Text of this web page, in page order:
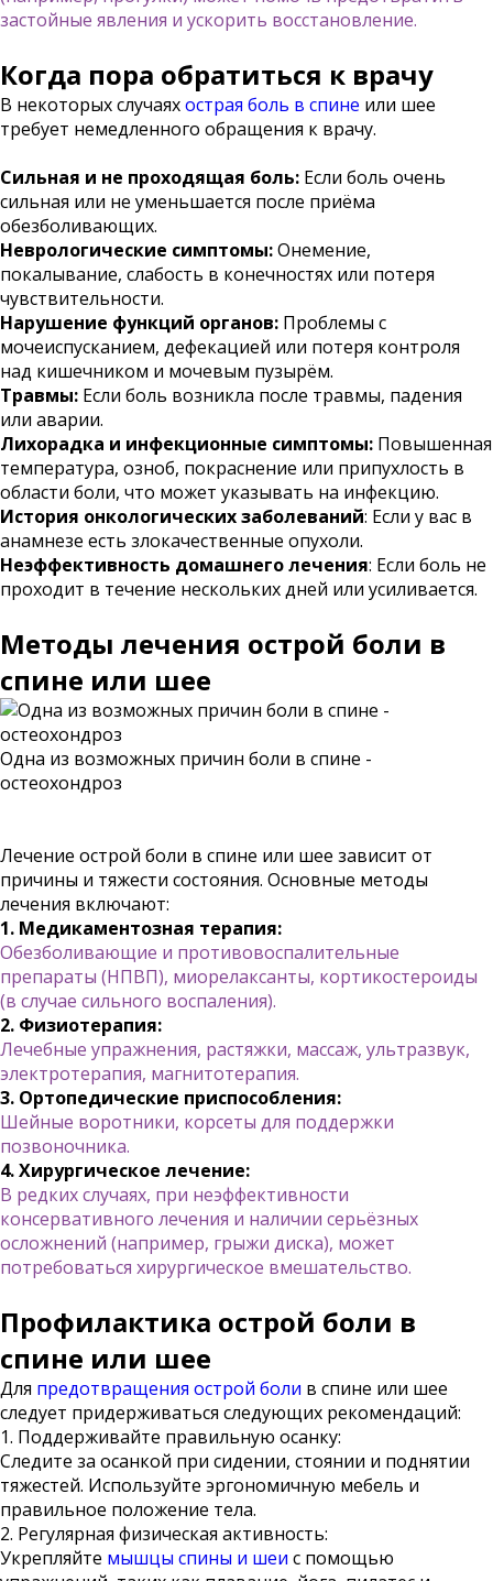
застойные явления и ускорить восстановление.
Когда пора обратиться к врачу
В некоторых случаяхострая боль в спине или шее
требует немедленного обращения к врачу.
Сильная и не проходящая боль: Если боль очень
сильная или не уменьшается после приёма
обезболивающих.
Неврологические симптомы:Онемение,
покалывание, слабость в конечностях или потеря
чувствительности.
Нарушение функций органов: Проблемы с
мочеиспусканием, дефекацией или потеря контроля
над кишечником и мочевым пузырём.
Травмы: Если боль возникла после травмы, падения
или аварии.
Лихорадка и инфекционные симптомы: Повышенная
температура, озноб, покраснение или припухлость в
области боли, что может указывать на инфекцию.
История онкологических заболеваний: Если у вас в
анамнезе есть злокачественные опухоли.
Неэффективность домашнего лечения: Если боль не
проходит в течение нескольких дней или усиливается.
Методы лечения острой боли в
спине или шее
Одна из возможных причин боли в спине -
остеохондроз
Лечение острой боли в спине или шее зависит от
причины и тяжести состояния. Основные методы
лечения включают:
1. Медикаментозная терапия:
Обезболивающие и противовоспалительные
препараты (НПВП), миорелаксанты, кортикостероиды
(в случае сильного воспаления).
2. Физиотерапия:
Лечебные упражнения, растяжки, массаж, ультразвук,
электротерапия, магнитотерапия.
3. Ортопедические приспособления:
Шейные воротники, корсеты для поддержки
позвоночника.
4. Хирургическое лечение:
В редких случаях, при неэффективности
консервативного лечения и наличии серьёзных
осложнений (например, грыжи диска), может
потребоваться хирургическое вмешательство.
Профилактика острой боли в
спине или шее
Для предотвращения острой боли в спине или шее
следует придерживаться следующих рекомендаций:
1. Поддерживайте правильную осанку:
Следите за осанкой при сидении, стоянии и поднятии
тяжестей. Используйте эргономичную мебель и
правильное положение тела.
2. Регулярная физическая активность:
Укрепляйте мышцы спины и шеи с помощью